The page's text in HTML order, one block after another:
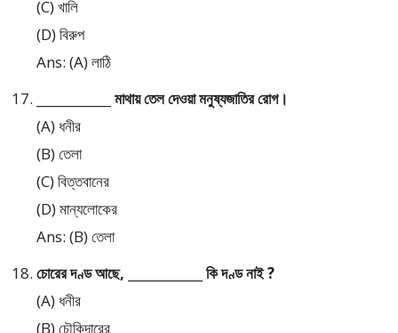
(C) খালি
(D) বিরুপ
Ans: (A) লাঠি
____________ মাথায় তেল দেওয়া মনুষ্যজাতির রোগ।
(A) ধনীর
(B) তেলা
(C) বিত্তবানের
(D) মান্যলোকের
Ans: (B) তেলা
চোরের দণ্ড আছে, ____________ কি দণ্ড নাই ?
(A) ধনীর
(B) চৌকিদারের